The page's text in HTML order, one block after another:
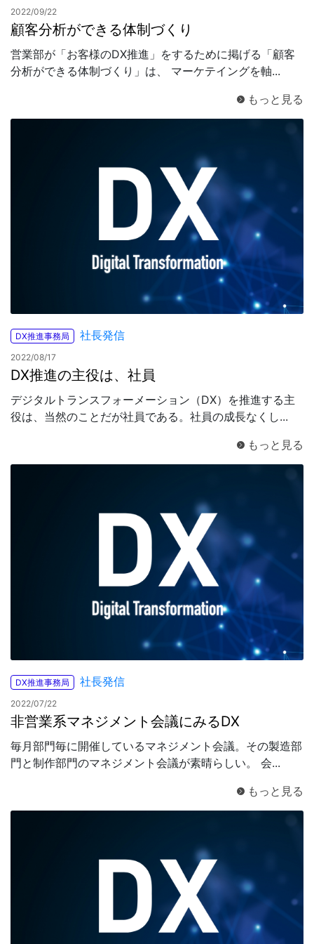
2022/09/22
顧客分析ができる体制づくり
営業部が「お客様のDX推進」をするために掲げる「顧客
分析ができる体制づくり」は、 マーケテイングを軸...
もっと見る
DX推進事務局 社長発信
2022/08/17
DX推進の主役は、社員
デジタルトランスフォーメーション（DX）を推進する主
役は、当然のことだが社員である。社員の成長なくし...
もっと見る
DX推進事務局 社長発信
2022/07/22
非営業系マネジメント会議にみるDX
毎月部門毎に開催しているマネジメント会議。その製造部
門と制作部門のマネジメント会議が素晴らしい。 会...
もっと見る